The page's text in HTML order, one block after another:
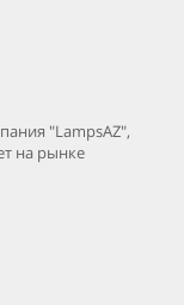
"LampsAZ",
на рынке